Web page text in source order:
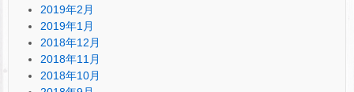
2019年2月
2019年1月
2018年12月
2018年11月
2018年10月